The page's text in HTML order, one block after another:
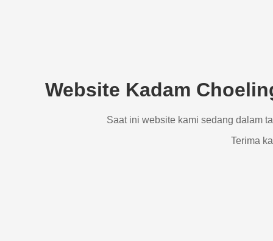
Website Kadam
Saat ini website kami sedang dalam
Terima